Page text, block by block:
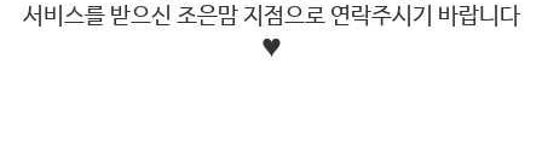
서비스를 받으신 조은맘 지점으로 연락주시기 바랍니다
♥